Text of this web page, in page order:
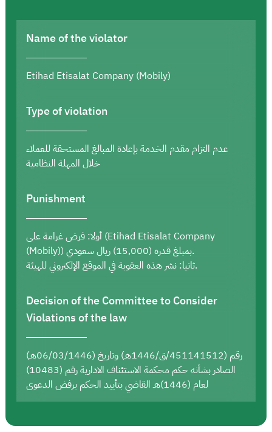
Name of the violator
Etihad Etisalat Company (Mobily)
Type of violation
عدم التزام مقدم الخدمة بإعادة المبالغ المستحقة للعملاء
خلال المهلة النظامية
Punishment
أولا: فرض غرامة على (Etihad Etisalat Company
(Mobily)) بمبلغ قدره (15,000) ريال سعودي.
ثانيا: نشر هذه العقوبة في الموقع الإلكتروني للهيئة.
Decision of the Committee to Consider
Violations of the law
رقم (451141512/ق/1446هـ) وتاريخ (06/03/1446هـ)
الصادر بشأنه حكم محكمة الاستئناف الادارية رقم (10483)
لعام (1446)هـ القاضي بتأييد الحكم برفض الدعوى